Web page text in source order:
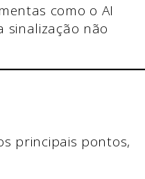
como o AI
sinalização não
principais pontos,